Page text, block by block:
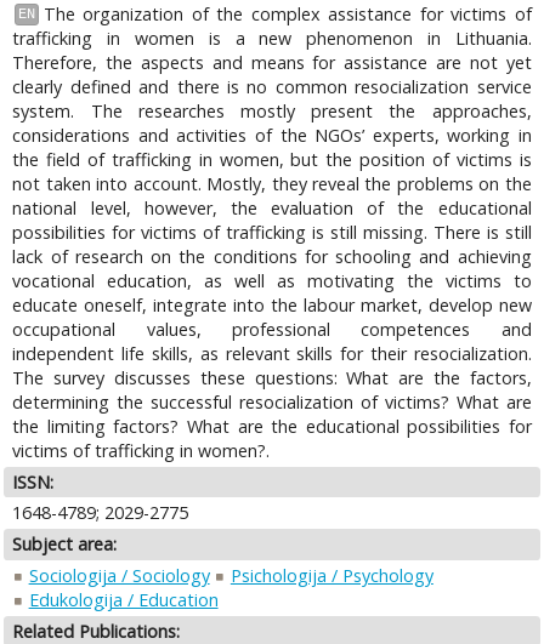
EN
The organization of the complex assistance for victims of
trafficking in women is a new phenomenon in Lithuania.
Therefore, the aspects and means for assistance are not yet
clearly defined and there is no common resocialization service
system. The researches mostly present the approaches,
considerations and activities of the NGOs’ experts, working in
the field of trafficking in women, but the position of victims is
not taken into account. Mostly, they reveal the problems on the
national level, however, the evaluation of the educational
possibilities for victims of trafficking is still missing. There is still
lack of research on the conditions for schooling and achieving
vocational education, as well as motivating the victims to
educate oneself, integrate into the labour market, develop new
occupational values, professional competences and
independent life skills, as relevant skills for their resocialization.
The survey discusses these questions: What are the factors,
determining the successful resocialization of victims? What are
the limiting factors? What are the educational possibilities for
victims of trafficking in women?.
ISSN:
1648-4789; 2029-2775
Subject area:
Sociologija / Sociology
Psichologija / Psychology
Edukologija / Education
Related Publications: